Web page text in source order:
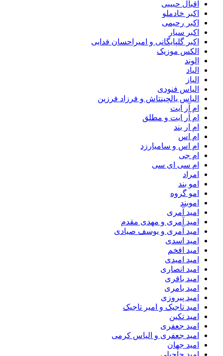
اقبال حبیبی
اکبر خادملو
اکبر رحیمی
اکبر سیار
اکبر گلپایگانی و امیراحسان فدایی
الکس موزیک
الوند
الیاد
الیاز
الیاس فنودی
الیاس یالچینتاش و فرزاد فرزین
ام آر ایت
ام آر ایت و مطلق
ام‌ ار بند
ام اس
ام اس و سامیارزد
ام جی
ام سی ای سی
امراد
امو بند
امو گروه
اموبند
امید آمری
امید آمری و مهدی مقدم
امید آمری و یوسف صیادی
امید اسدی
امید افخم
امید امیدی
امید انصاری
امید باقری
امید بامری
امید پیروزی
امید تاجیک و امیر تاجیک
امید تکین
امید جعفری
امید جعفری و الیاس کرمی
امید جهان
امید حاجیلی